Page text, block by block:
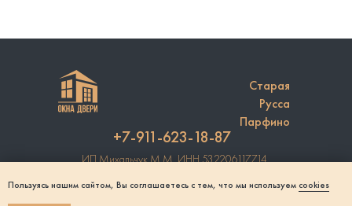
Пользуясь нашим сайтом, Вы соглашаетесь с тем, что мы используемcookies
Старая
Русса
Парфино
+7-911-623-18-87
ИП Михальчук М.М. ИНН 532206117714